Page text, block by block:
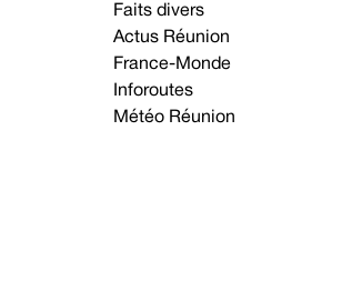
Faits divers
Actus Réunion
France-Monde
Inforoutes
Météo Réunion